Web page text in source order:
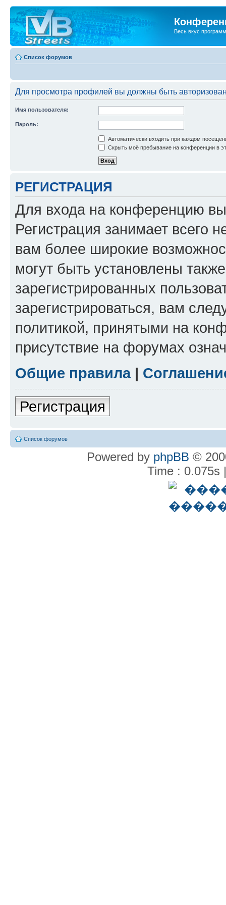
Весь вкус
Список форумов
Для просмотра профилей вы должны быть
Имя пользователя:
Пароль:
Автоматически входить при каждом
Скрыть моё пребывание на конференции в
РЕГИСТРАЦИЯ
Для входа на конференцию
Регистрация занимает всего
вам более широкие
могут быть установлены
зарегистрированных
зарегистрироваться, вам
политикой, принятыми на
присутствие на форумах
Общие правила|
Регистрация
Список форумов
Powered by phpBB ©
Time : 0.075s